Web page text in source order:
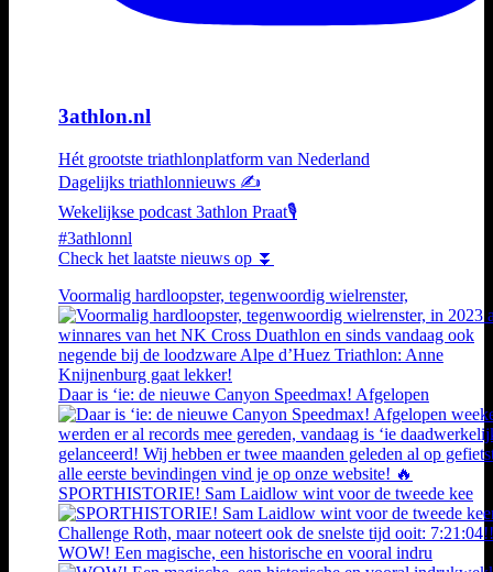
3athlon.nl
Hét grootste triathlonplatform van Nederland
Dagelijks triathlonnieuws ✍️
Wekelijkse podcast 3athlon Praat🎙️
#3athlonnl
Check het laatste nieuws op ⏬
Voormalig hardloopster, tegenwoordig wielrenster,
Daar is ‘ie: de nieuwe Canyon Speedmax! Afgelopen
SPORTHISTORIE! Sam Laidlow wint voor de tweede kee
WOW! Een magische, een historische en vooral indru